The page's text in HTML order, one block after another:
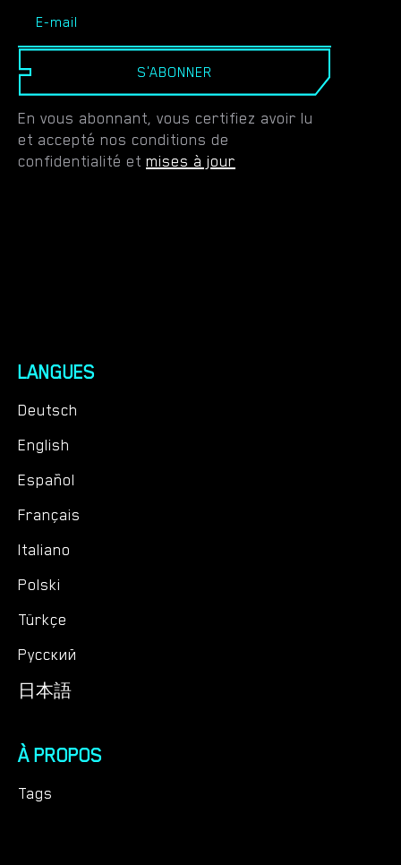
S'ABONNER
En vous abonnant, vous certifiez avoir lu
et accepté nos conditions de
confidentialité et mises à jour
LANGUES
Deutsch
English
Español
Français
Italiano
Polski
Türkçe
Русский
日本語
À PROPOS
Tags